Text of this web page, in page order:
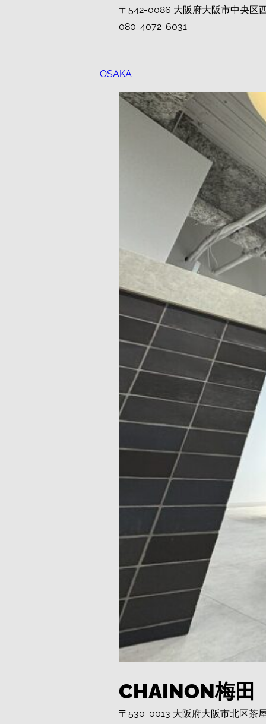
〒542-0086 大阪府大阪市中央区
080-4072-6031
OSAKA
CHAINON梅田
〒530-0013 大阪府大阪市北区